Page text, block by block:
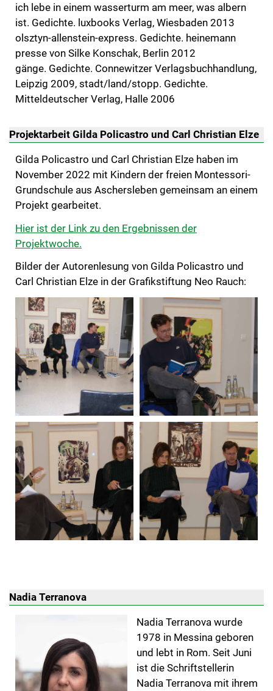
ich lebe in einem wasserturm am meer, was albern
ist. Gedichte. luxbooks Verlag, Wiesbaden 2013
olsztyn-allenstein-express. Gedichte. heinemann
presse von Silke Konschak, Berlin 2012
gänge. Gedichte. Connewitzer Verlagsbuchhandlung,
Leipzig 2009, stadt/land/stopp. Gedichte.
Mitteldeutscher Verlag, Halle 2006
Projektarbeit Gilda Policastro und Carl Christian Elze
Gilda Policastro und Carl Christian Elze haben im
November 2022 mit Kindern der freien Montessori-
Grundschule aus Aschersleben gemeinsam an einem
Projekt gearbeitet.
Hier ist der Link zu den Ergebnissen der
Projektwoche.
Bilder der Autorenlesung von Gilda Policastro und
Carl Christian Elze in der Grafikstiftung Neo Rauch:
Nadia Terranova
Nadia Terranova wurde
1978 in Messina geboren
und lebt in Rom. Seit Juni
ist die Schriftstellerin
Nadia Terranova mit ihrem